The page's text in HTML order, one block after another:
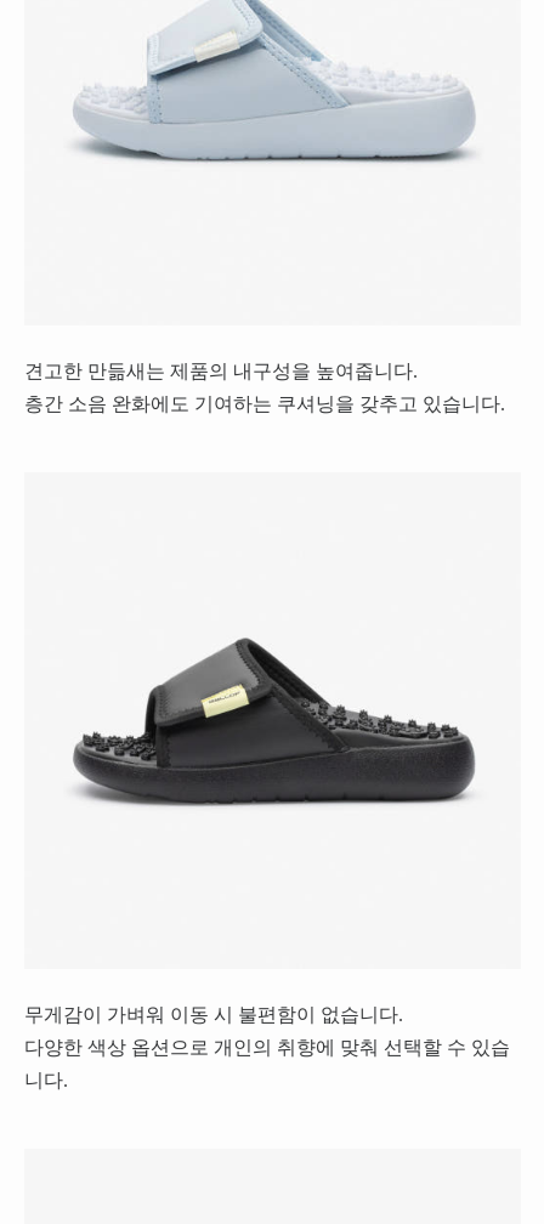
견고한 만듦새는 제품의 내구성을 높여줍니다.
층간 소음 완화에도 기여하는 쿠셔닝을 갖추고 있습니다.
무게감이 가벼워 이동 시 불편함이 없습니다.
다양한 색상 옵션으로 개인의 취향에 맞춰 선택할 수 있습
니다.